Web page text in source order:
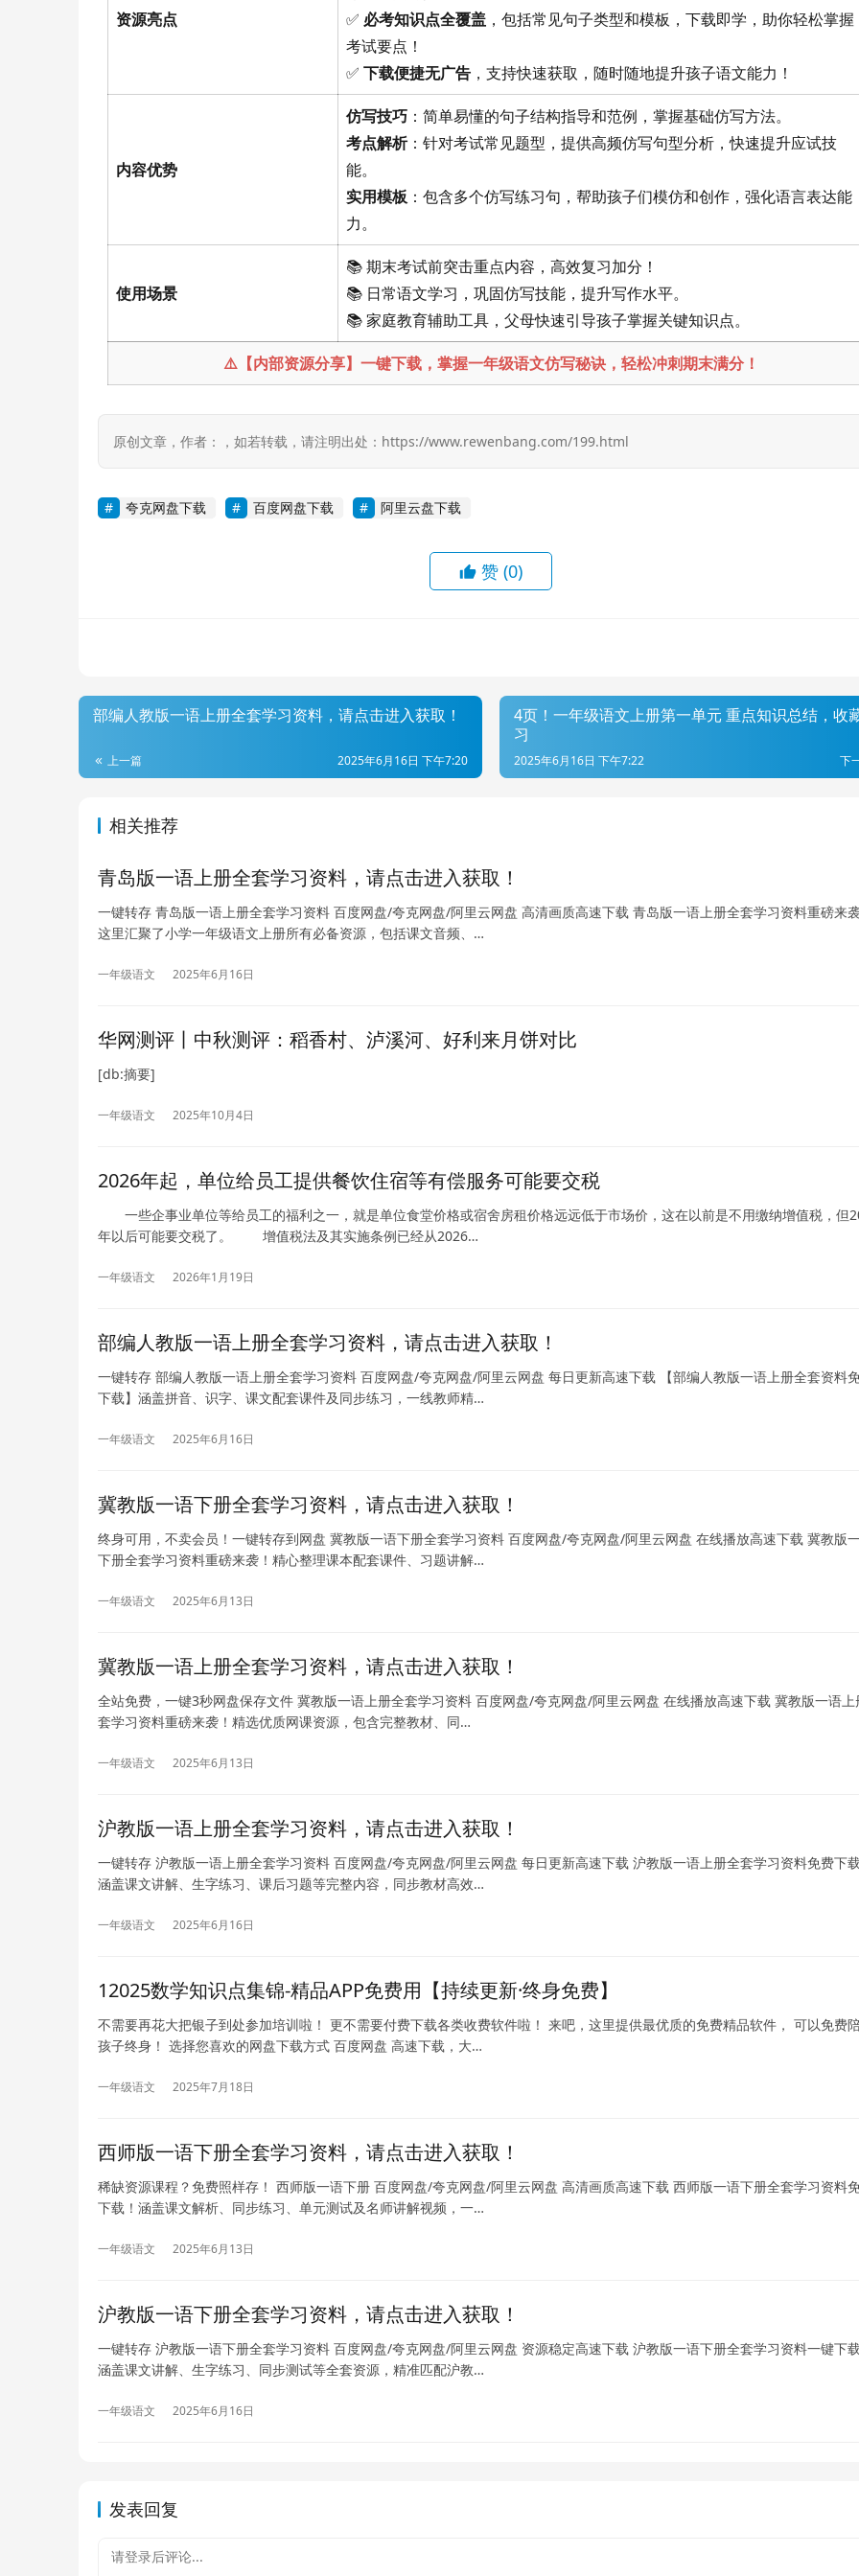
资源亮点
✅ 必考知识点全覆盖 ，包括常见句子类型和模板，下载即学，助你轻松掌握
考试要点！
✅ 下载便捷无广告 ，支持快速获取，随时随地提升孩子语文能力！
内容优势
仿写技巧 ：简单易懂的句子结构指导和范例，掌握基础仿写方法。
考点解析：针对考试常见题型，提供高频仿写句型分析，快速提升应试技
能。
实用模板 ：包含多个仿写练习句，帮助孩子们模仿和创作，强化语言表达能
力。
使用场景
📚 期末考试前突击重点内容，高效复习加分！
📚 日常语文学习，巩固仿写技能，提升写作水平。
📚 家庭教育辅助工具，父母快速引导孩子掌握关键知识点。
⚠️【内部资源分享】一键下载，掌握一年级语文仿写秘诀，轻松冲刺期末满分！
原创文章，作者：，如若转载，请注明出处：https://www.rewenbang.com/199.html
夸克网盘下载 百度网盘下载 阿里云盘下载
赞 (0)
部编人教版一语上册全套学习资料，请点击进入获取！
上一篇 2025年6月16日 下午7:20
4页！一年级语文上册第一单元 重点知识总结，收
习
下
2025年6月16日 下午7:22
相关推荐
青岛版一语上册全套学习资料，请点击进入获取！
一键转存 青岛版一语上册全套学习资料 百度网盘/夸克网盘/阿里云网盘 高清画质高速下载 青岛版一语上册全套学习资料重磅来袭
这里汇聚了小学一年级语文上册所有必备资源，包括课文音频、…
一年级语文 2025年6月16日
华网测评丨中秋测评：稻香村、泸溪河、好利来月饼对比
[db:摘要]
一年级语文 2025年10月4日
2026年起，单位给员工提供餐饮住宿等有偿服务可能要交税
一些企事业单位等给员工的福利之一，就是单位食堂价格或宿舍房租价格远远低于市场价，这在以前是不用缴纳增值税，但
年以后可能要交税了。 增值税法及其实施条例已经从2026…
一年级语文 2026年1月19日
部编人教版一语上册全套学习资料，请点击进入获取！
一键转存 部编人教版一语上册全套学习资料 百度网盘/夸克网盘/阿里云网盘 每日更新高速下载 【部编人教版一语上册全套资料
下载】涵盖拼音、识字、课文配套课件及同步练习，一线教师精…
一年级语文 2025年6月16日
冀教版一语下册全套学习资料，请点击进入获取！
终身可用，不卖会员！一键转存到网盘 冀教版一语下册全套学习资料 百度网盘/夸克网盘/阿里云网盘 在线播放高速下载 冀教版
下册全套学习资料重磅来袭！精心整理课本配套课件、习题讲解…
一年级语文 2025年6月13日
冀教版一语上册全套学习资料，请点击进入获取！
全站免费，一键3秒网盘保存文件 冀教版一语上册全套学习资料 百度网盘/夸克网盘/阿里云网盘 在线播放高速下载 冀教版一语上
套学习资料重磅来袭！精选优质网课资源，包含完整教材、同…
一年级语文 2025年6月13日
沪教版一语上册全套学习资料，请点击进入获取！
一键转存 沪教版一语上册全套学习资料 百度网盘/夸克网盘/阿里云网盘 每日更新高速下载 沪教版一语上册全套学习资料免费下载
涵盖课文讲解、生字练习、课后习题等完整内容，同步教材高效…
一年级语文 2025年6月16日
12025数学知识点集锦-精品APP免费用【持续更新·终身免费】
不需要再花大把银子到处参加培训啦！ 更不需要付费下载各类收费软件啦！ 来吧，这里提供最优质的免费精品软件， 可以免费
孩子终身！ 选择您喜欢的网盘下载方式 百度网盘 高速下载，大…
一年级语文 2025年7月18日
西师版一语下册全套学习资料，请点击进入获取！
稀缺资源课程？免费照样存！ 西师版一语下册 百度网盘/夸克网盘/阿里云网盘 高清画质高速下载 西师版一语下册全套学习资料
下载！涵盖课文解析、同步练习、单元测试及名师讲解视频，一…
一年级语文 2025年6月13日
沪教版一语下册全套学习资料，请点击进入获取！
一键转存 沪教版一语下册全套学习资料 百度网盘/夸克网盘/阿里云网盘 资源稳定高速下载 沪教版一语下册全套学习资料一键下载
涵盖课文讲解、生字练习、同步测试等全套资源，精准匹配沪教…
一年级语文 2025年6月16日
发表回复
请登录后评论...